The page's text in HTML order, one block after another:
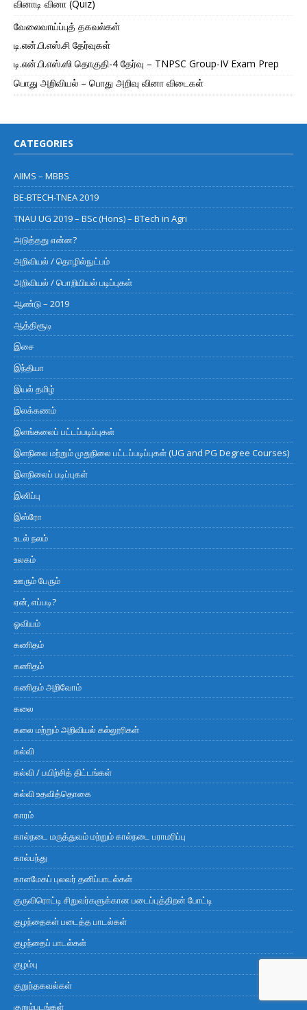
வினாடி வினா (Quiz)
வேலைவாய்ப்புத் தகவல்கள்
டி.என்.பி.எஸ்.சி தேர்வுகள்
டி.என்.பி.எஸ்.ஸி தொகுதி-4 தேர்வு – TNPSC Group-IV Exam Prep
பொது அறிவியல் – பொது அறிவு வினா விடைகள்
CATEGORIES
AIIMS – MBBS
BE-BTECH-TNEA 2019
TNAU UG 2019 – BSc (Hons) – BTech in Agri
அடுத்தது என்ன?
அறிவியல் / தொழில்நுட்பம்
அறிவியல் / பொறியியல் படிப்புகள்
ஆண்டு – 2019
ஆத்திசூடி
இசை
இந்தியா
இயல் தமிழ்
இலக்கணம்
இளங்கலைப் பட்டப்படிப்புகள்
இளநிலை மற்றும் முதுநிலை பட்டப்படிப்புகள் (UG and PG Degree Courses)
இளநிலைப் படிப்புகள்
இனிப்பு
இஸ்ரோ
உடல் நலம்
உலகம்
ஊரும் பேரும்
ஏன், எப்படி?
ஓவியம்
கணிதம்
கணிதம்
கணிதம் அறிவோம்
கலை
கலை மற்றும் அறிவியல் கல்லூரிகள்
கல்வி
கல்வி / பயிற்சித் திட்டங்கள்
கல்வி உதவித்தொகை
காரம்
கால்நடை மருத்துவம் மற்றும் கால்நடை பராமரிப்பு
கால்பந்து
காளமேகப் புலவர் தனிப்பாடல்கள்
குருவிரொட்டி சிறுவர்களுக்கான படைப்புத்திறன் போட்டி
குழந்தைகள் படைத்த பாடல்கள்
குழந்தைப் பாடல்கள்
குழம்பு
குறுந்தகவல்கள்
குறும்படங்கள்